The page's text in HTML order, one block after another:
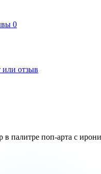
0
или отзыв
в палитре поп-арта с